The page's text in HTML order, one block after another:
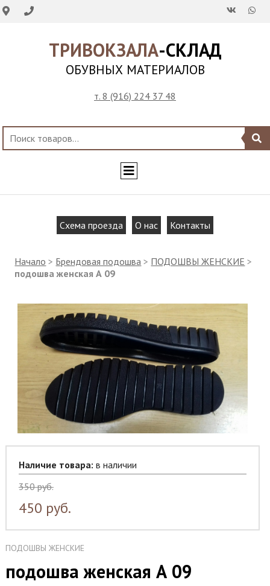
ТРИВОКЗАЛА-СКЛАД
ОБУВНЫХ МАТЕРИАЛОВ
т. 8 (916) 224 37 48
Схема проезда О нас Контакты
Начало > Брендовая подошва > ПОДОШВЫ ЖЕНСКИЕ >
подошва женская А 09
ПОДОШВЫ ЖЕНСКИЕ
подошва женская А 09
Наличие товара: в наличии
350руб.
450 руб.